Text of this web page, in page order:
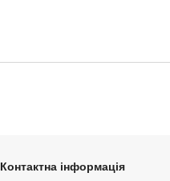
Контактна інформація